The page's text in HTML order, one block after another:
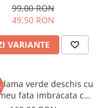
99,00 RON
49,50 RON
VARIANTE
verde deschis cu
fata imbracata cu